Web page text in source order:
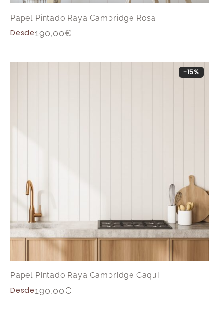
Papel Pintado Raya Cambridge Rosa
Desde190,00€
Papel Pintado Raya Cambridge Caqui
Desde190,00€
-15%